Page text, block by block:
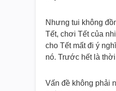
Nhưng tui không
Tết, chơi Tết của
cho Tết mất đi ý
nó. Trước hết là
Vấn đề không phải